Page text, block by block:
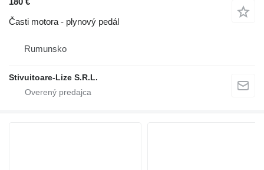
Časti motora - plynový pedál
Rumunsko
Stivuitoare-Lize S.R.L.